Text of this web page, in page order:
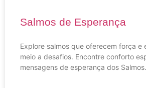
Salmos de Esperança
Explore salmos que oferecem força e
meio a desafios. Encontre conforto
mensagens de esperança dos Salmos.